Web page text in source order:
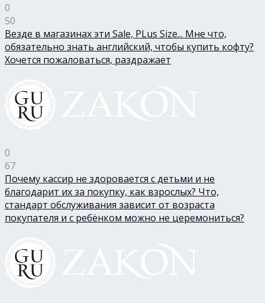
0
50
Везде в магазинах эти Sale, PLus Size... Мне что,
обязательно знать английский, чтобы купить кофту?
Хочется пожаловаться, раздражает
0
67
Почему кассир не здоровается с детьми и не
благодарит их за покупку, как взрослых? Что,
стандарт обслуживания зависит от возраста
покупателя и с ребёнком можно не церемониться?